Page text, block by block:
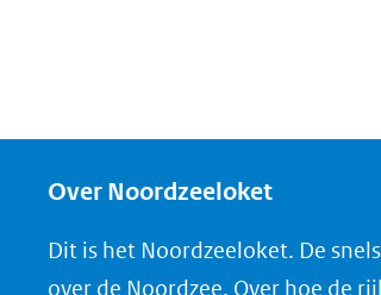
Over Noordzeeloket
Dit is het Noordzeeloket. De
over de Noordzee. Over hoe de